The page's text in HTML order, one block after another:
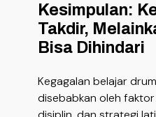
Kesimpulan:
Takdir,
Bisa Dihindari
Kegagalan belajar
disebabkan oleh faktor